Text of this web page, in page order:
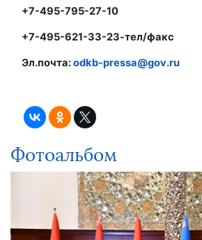
+7-495-795-27-10
+7-495-621-33-23-тел/факс
Эл.почта:odkb-pressa@gov.ru
Фотоальбом